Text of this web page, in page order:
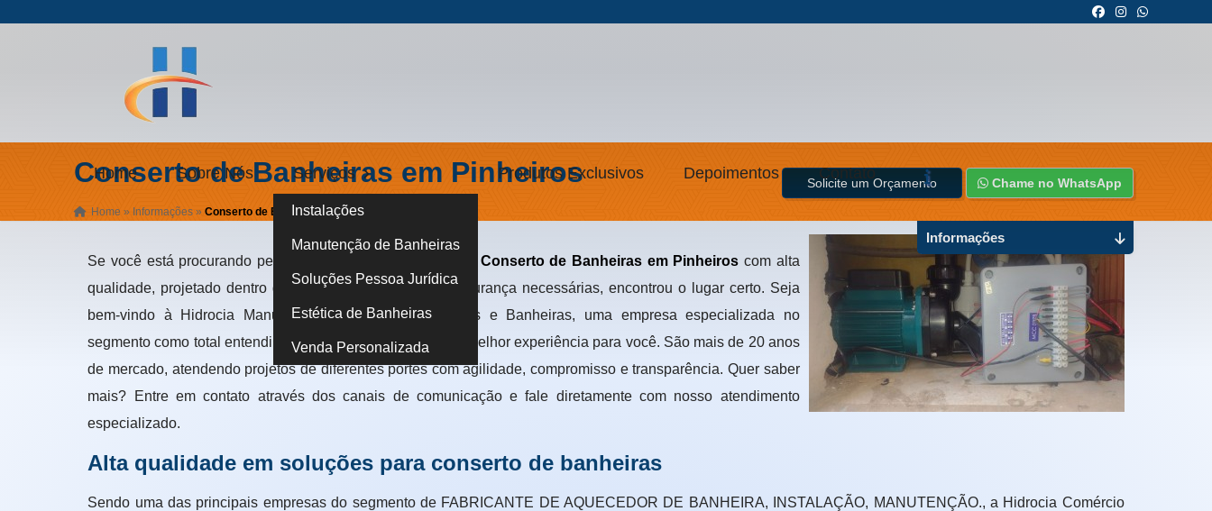
Home Sobre Nós Serviços
Instalações
Manutenção de Banheiras
Soluções Pessoa Jurídica
Estética de Banheiras
Venda Personalizada
Produtos Exclusivos Depoimentos Contato
Conserto de Banheiras em Pinheiros
Home » Informações »Conserto de Banheiras em Pinheiros
Solicite um Orçamento Chame no WhatsApp
Se você está procurando pelo melhor lugar onde encontrar Conserto de Banheiras em Pinheiros com alta
qualidade, projetado dentro das normas técnicas e de segurança necessárias, encontrou o lugar certo. Seja
bem-vindo à Hidrocia Manutenção e Instalação de Spas e Banheiras, uma empresa especializada no
segmento como total entendimento técnico para oferecer a melhor experiência para você. São mais de 20 anos
de mercado, atendendo projetos de diferentes portes com agilidade, compromisso e transparência. Quer saber
mais? Entre em contato através dos canais de comunicação e fale diretamente com nosso atendimento
especializado.
Alta qualidade em soluções para conserto de banheiras
Sendo uma das principais empresas do segmento de FABRICANTE DE AQUECEDOR DE BANHEIRA, INSTALAÇÃO, MANUTENÇÃO., a Hidrocia Comércio
Informações